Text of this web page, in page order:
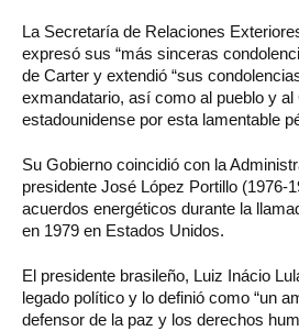
La Secretaría de Relaciones
expresó sus “más sinceras
de Carter y extendió “sus
exmandatario, así como al pueblo y al
estadounidense por esta lamentable
Su Gobierno coincidió con la
presidente José López Portillo (1976-
acuerdos energéticos durante la
en 1979 en Estados Unidos.
El presidente brasileño, Luiz Inácio
legado político y lo definió como “un
defensor de la paz y los derechos